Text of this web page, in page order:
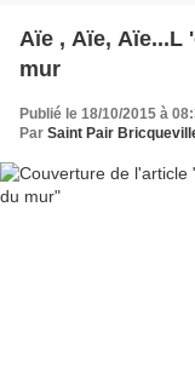
Aïe , Aïe, Aïe...L
mur
Publié le 18/10/2015 à
Par Saint Pair